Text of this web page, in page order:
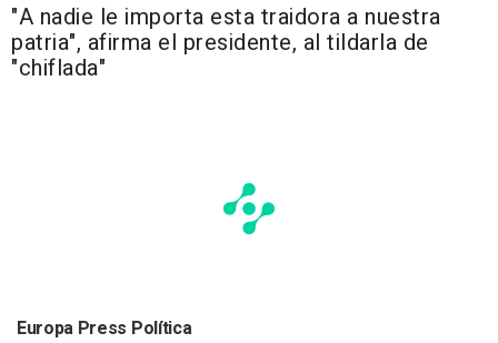
"A nadie le importa esta traidora a nuestra
patria", afirma el presidente, al tildarla de
"chiflada"
Europa Press Política